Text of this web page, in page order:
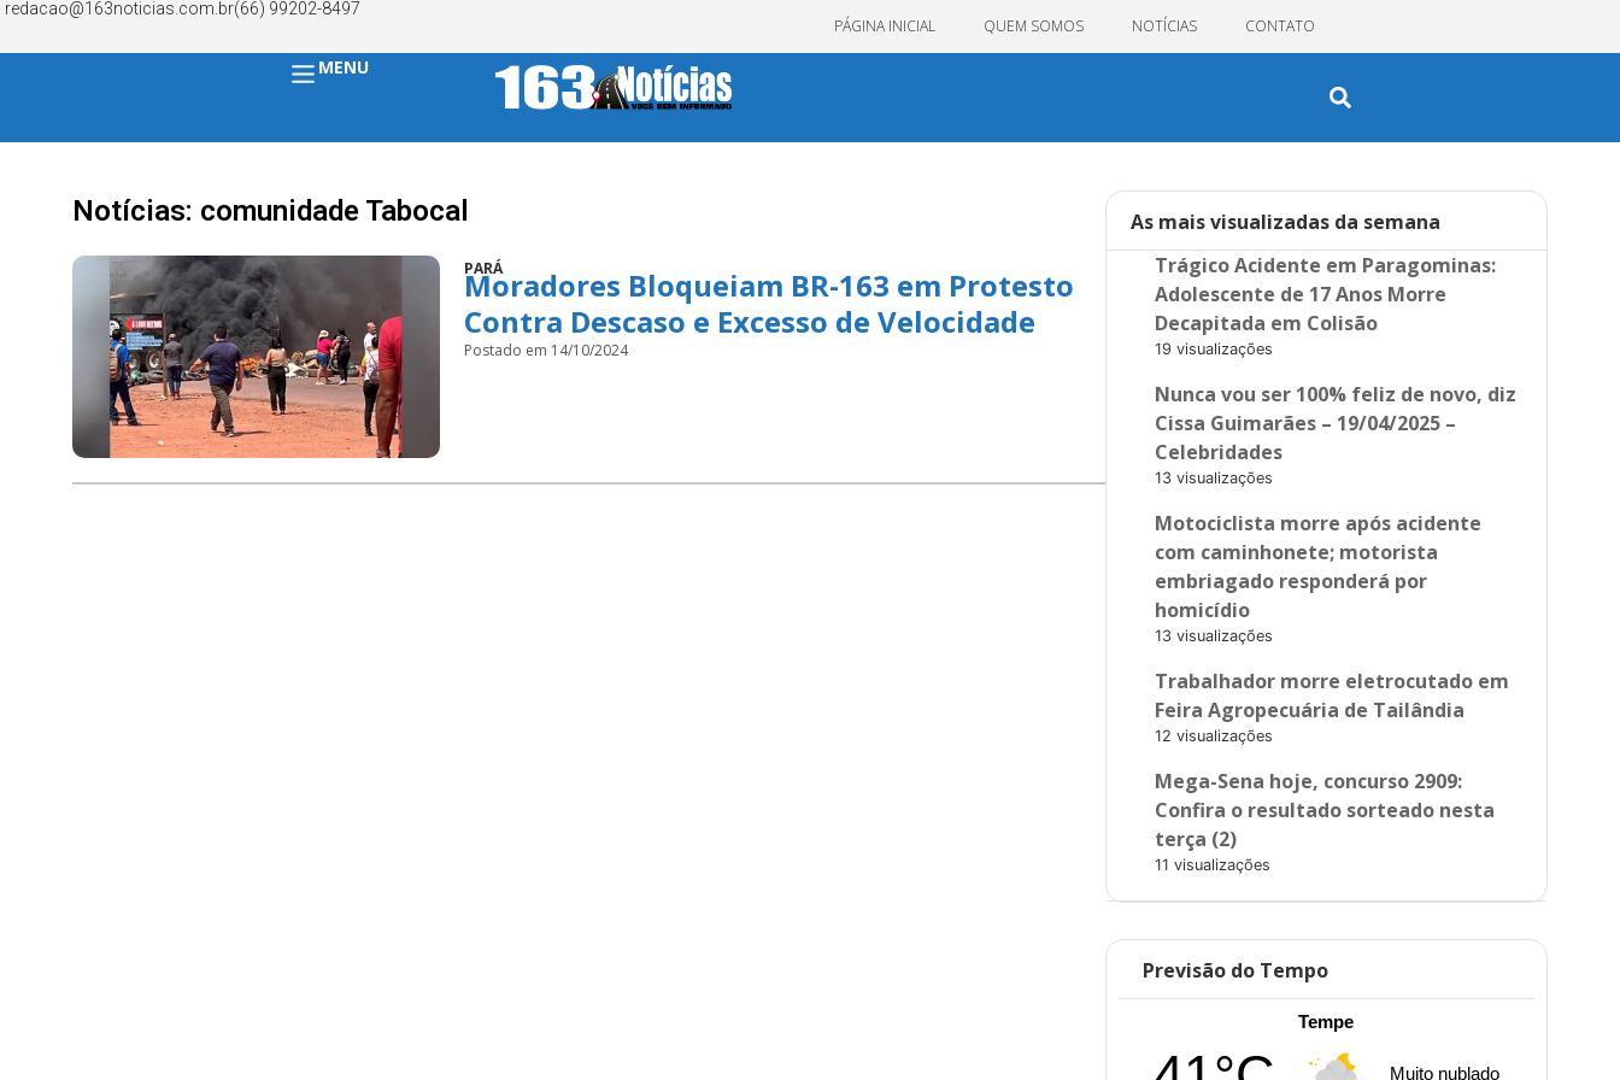
redacao@163noticias.com.br(66) 99202-8497
PÁGINA INICIAL QUEM SOMOS NOTÍCIAS CONTATO
MENU
Notícias: comunidade Tabocal
PARÁ
Moradores Bloqueiam BR-163 em Protesto
Contra Descaso e Excesso de Velocidade
Postado em 14/10/2024
As mais visualizadas da semana
Trágico Acidente em Paragominas:
Adolescente de 17 Anos Morre
Decapitada em Colisão
19 visualizações
Nunca vou ser 100% feliz de novo, diz
Cissa Guimarães – 19/04/2025 –
Celebridades
13 visualizações
Motociclista morre após acidente
com caminhonete; motorista
embriagado responderá por
homicídio
13 visualizações
Trabalhador morre eletrocutado em
Feira Agropecuária de Tailândia
12 visualizações
Mega-Sena hoje, concurso 2909:
Confira o resultado sorteado nesta
terça (2)
11 visualizações
Previsão do Tempo
Tempe
Muito nublado